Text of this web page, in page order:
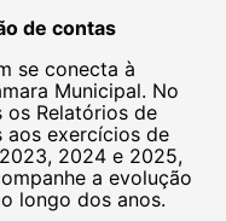
de contas
se conecta à
Municipal. No
Relatórios de
aos exercícios de
2024 e 2025,
a evolução
longo dos anos.